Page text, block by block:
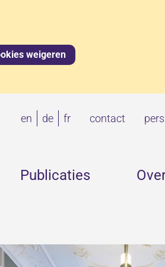
weigeren
en (Information
de(Deutsche
fr(Informations
contact pers
PublicatiesPublicaties
Uitklappen